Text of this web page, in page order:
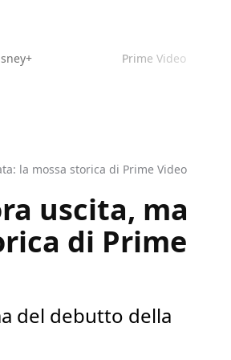
Prime Video
la mossa storica di Prime Video
uscita, ma
di Prime
del debutto della